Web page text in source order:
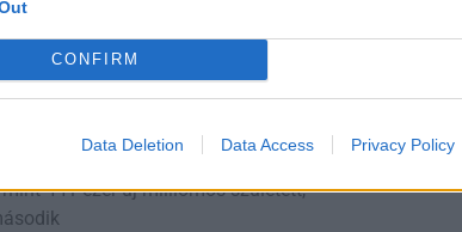
CONFIRM
Data Deletion Data Access Privacy Policy
Hol Könnyű Pénzt
Az Egyesült Államok vezeti a
441 ezer új milliomos született,